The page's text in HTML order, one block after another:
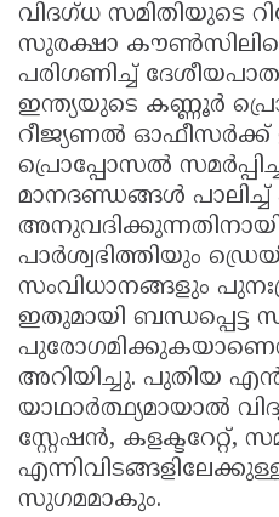
വിദഗ്ധ സമിതിയുടെ
സുരക്ഷാ
പരിഗണിച്ച്
ഇന്ത്യയുടെ കണ്ണൂർ
റീജ്യണൽ ഓഫീസർക്ക്
പ്രൊപ്പോസൽ
മാനദണ്ഡങ്ങൾ പാലിച്ച്
പാർശ്വഭിത്തിയും
സംവിധാനങ്ങളും
ഇതുമായി ബന്ധപ്പെട്ട
അറിയിച്ചു. പുതിയ
യാഥാർത്ഥ്യമായാൽ
സ്റ്റേഷൻ, കളക്ടറേറ്റ്,
സുഗമമാകും.